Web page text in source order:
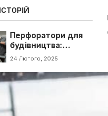
Перфоратори для
будівництва:
надійний
професіоналів і
аматорів
24 Лютого, 2025